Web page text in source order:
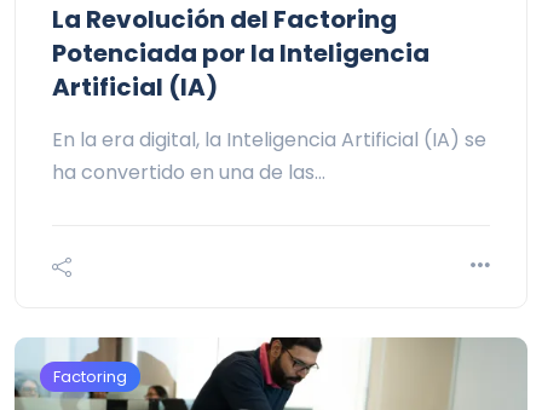
La Revolución del Factoring
Potenciada por la Inteligencia
Artificial (IA)
En la era digital, la Inteligencia Artificial (IA) se
ha convertido en una de las…
Factoring